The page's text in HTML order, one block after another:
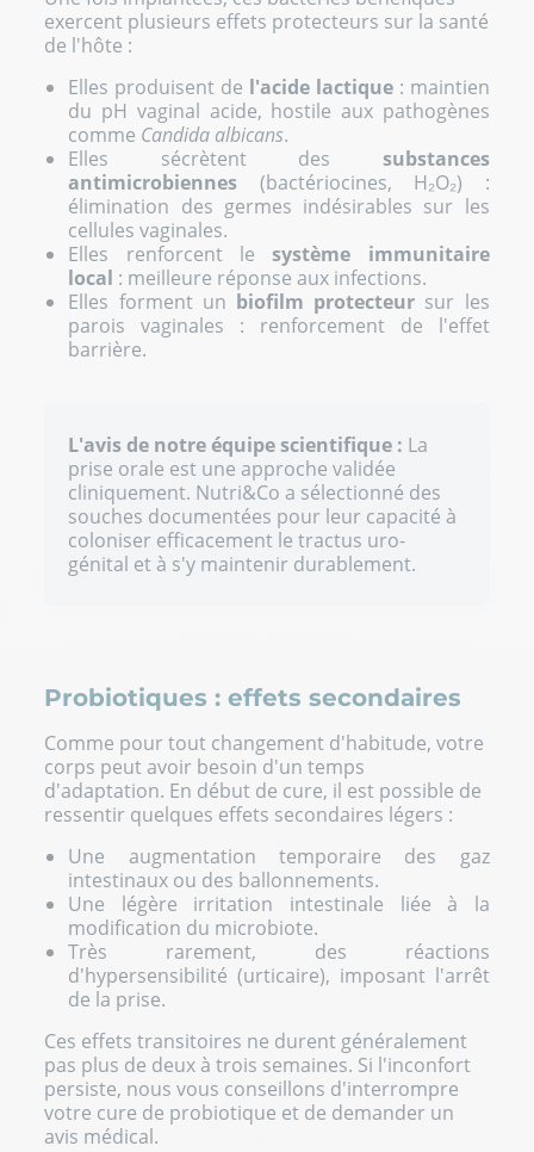
exercent plusieurs effets protecteurs sur la santé
de l'hôte :
Elles produisent de l'acide lactique: maintien
du pH vaginal acide, hostile aux pathogènes
comme Candida albicans.
Elles sécrètent des substances
antimicrobiennes (bactériocines, H₂O₂) :
élimination des germes indésirables sur les
cellules vaginales.
Elles renforcent lesystème immunitaire
local : meilleure réponse aux infections.
Elles forment un biofilm protecteur sur les
parois vaginales : renforcement de l'effet
barrière.
L'avis de notre équipe scientifique : La
prise orale est une approche validée
cliniquement. Nutri&Co a sélectionné des
souches documentées pour leur capacité à
coloniser efficacement le tractus uro-
génital et à s'y maintenir durablement.
Probiotiques : effets secondaires
Comme pour tout changement d'habitude, votre
corps peut avoir besoin d'un temps
d'adaptation. En début de cure, il est possible de
ressentir quelques effets secondaires légers :
Une augmentation temporaire des gaz
intestinaux ou des ballonnements.
Une légère irritation intestinale liée à la
modification du microbiote.
Très rarement, des réactions
d'hypersensibilité (urticaire), imposant l'arrêt
de la prise.
Ces effets transitoires ne durent généralement
pas plus de deux à trois semaines. Si l'inconfort
persiste, nous vous conseillons d'interrompre
votre cure de probiotique et de demander un
avis médical.